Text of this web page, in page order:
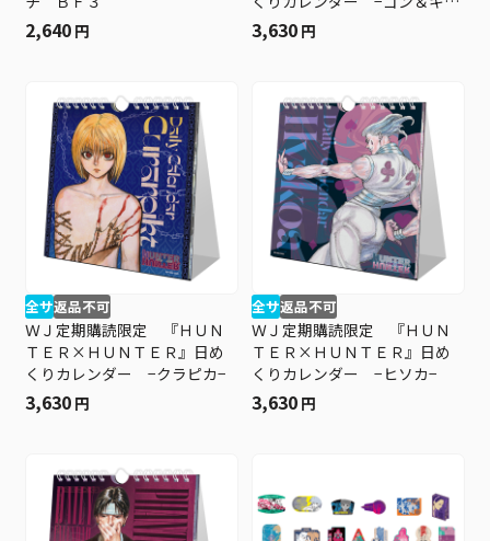
2,640 円
ア−
3,630 円
全サ返品不可
ＷＪ定期購読限定 『ＨＵＮ
ＴＥＲ×ＨＵＮＴＥＲ』日め
くりカレンダー −クラピカ−
3,630 円
全サ返品不可
ＷＪ定期購読限定 『ＨＵＮ
ＴＥＲ×ＨＵＮＴＥＲ』日め
くりカレンダー −ヒソカ−
3,630 円